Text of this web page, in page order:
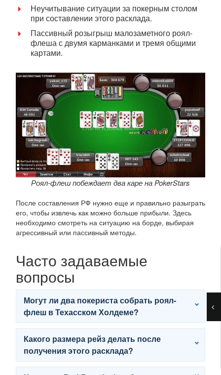
Неучитывание ситуации за покерным столом
при составлении этого расклада.
Пассивный розыгрыш малозаметного роял-
флеша с двумя карманками и тремя общими
картами.
Роял-флеш побеждает два каре на PokerStars
После составления РФ нужно еще и правильно разыграть
его, чтобы извлечь как можно больше прибыли. Здесь
необходимо смотреть на ситуацию на борде, выбирая
агрессивный или пассивный методы.
Часто задаваемые
вопросы
Могут ли два покериста собрать роял-
флеш в Техасском Холдеме?
Какого размера рейз делать после
получения этого расклада?